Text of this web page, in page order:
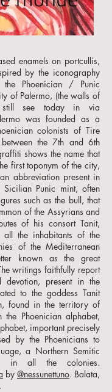
enamels on portcullis,
by the iconography
Phoenician / Punic
of Palermo, (the walls of
see today in via
was founded as a
colonists of Tire
between the 7th and 6th
shows the name that
first toponym of the city,
abbreviation present in
Punic mint, often
such as the bull, that
of the Assyrians and
of his consort Tanit,
the inhabitants of the
of the Mediterranean
known as the great
writings faithfully report
devotion, present in the
to the goddess Tanit
found in the territory of
the Phoenician alphabet,
important precisely
by the Phoenicians to
a Northern Semitic
in all the colonies.
by @nessunettuno. Balata,